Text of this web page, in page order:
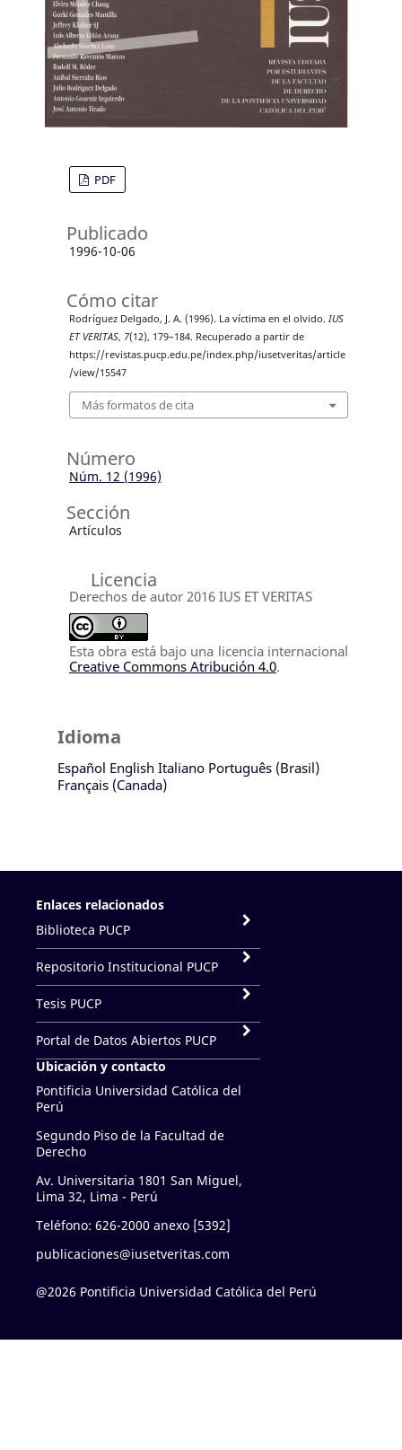
PDF
Publicado
1996-10-06
Cómo citar
Rodríguez Delgado, J. A. (1996). La víctima en el olvido. IUS
ET VERITAS, 7(12), 179–184. Recuperado a partir de
https://revistas.pucp.edu.pe/index.php/iusetveritas/article
/view/15547
Más formatos de cita
Número
Núm. 12 (1996)
Sección
Artículos
Licencia
Derechos de autor 2016 IUS ET VERITAS
Esta obra está bajo una licencia internacional
Creative Commons Atribución 4.0.
Idioma
Español English Italiano Português (Brasil)
Français (Canada)
Enlaces relacionados
Biblioteca PUCP
Repositorio Institucional PUCP
Tesis PUCP
Portal de Datos Abiertos PUCP
Ubicación y contacto
Pontificia Universidad Católica del
Perú
Segundo Piso de la Facultad de
Derecho
Av. Universitaria 1801 San Miguel,
Lima 32, Lima - Perú
Teléfono: 626-2000 anexo [5392]
publicaciones@iusetveritas.com
@2026 Pontificia Universidad Católica del Perú